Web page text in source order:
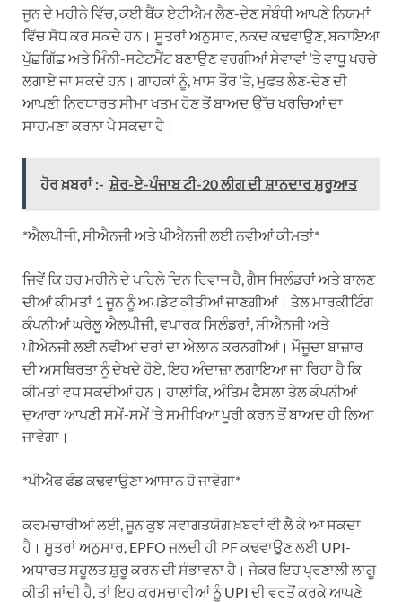
ਜੂਨ ਦੇ ਮਹੀਨੇ ਵਿੱਚ, ਕਈ ਬੈਂਕ ਏਟੀਐਮ ਲੈਣ-ਦੇਣ ਸੰਬੰਧੀ ਆਪਣੇ ਨਿਯਮਾਂ
ਵਿੱਚ ਸੋਧ ਕਰ ਸਕਦੇ ਹਨ। ਸੂਤਰਾਂ ਅਨੁਸਾਰ, ਨਕਦ ਕਢਵਾਉਣ, ਬਕਾਇਆ
ਪੁੱਛਗਿੱਛ ਅਤੇ ਮਿੰਨੀ-ਸਟੇਟਮੈਂਟ ਬਣਾਉਣ ਵਰਗੀਆਂ ਸੇਵਾਵਾਂ ‘ਤੇ ਵਾਧੂ ਖਰਚੇ
ਲਗਾਏ ਜਾ ਸਕਦੇ ਹਨ। ਗਾਹਕਾਂ ਨੂੰ, ਖਾਸ ਤੌਰ ‘ਤੇ, ਮੁਫਤ ਲੈਣ-ਦੇਣ ਦੀ
ਆਪਣੀ ਨਿਰਧਾਰਤ ਸੀਮਾ ਖਤਮ ਹੋਣ ਤੋਂ ਬਾਅਦ ਉੱਚ ਖਰਚਿਆਂ ਦਾ
ਸਾਹਮਣਾ ਕਰਨਾ ਪੈ ਸਕਦਾ ਹੈ।
ਹੋਰ ਖ਼ਬਰਾਂ :- ਸ਼ੇਰ-ਏ-ਪੰਜਾਬ ਟੀ-20 ਲੀਗ ਦੀ ਸ਼ਾਨਦਾਰ ਸ਼ੁਰੂਆਤ
*ਐਲਪੀਜੀ, ਸੀਐਨਜੀ ਅਤੇ ਪੀਐਨਜੀ ਲਈ ਨਵੀਆਂ ਕੀਮਤਾਂ*
ਜਿਵੇਂ ਕਿ ਹਰ ਮਹੀਨੇ ਦੇ ਪਹਿਲੇ ਦਿਨ ਰਿਵਾਜ ਹੈ, ਗੈਸ ਸਿਲੰਡਰਾਂ ਅਤੇ ਬਾਲਣ
ਦੀਆਂ ਕੀਮਤਾਂ 1 ਜੂਨ ਨੂੰ ਅਪਡੇਟ ਕੀਤੀਆਂ ਜਾਣਗੀਆਂ। ਤੇਲ ਮਾਰਕੀਟਿੰਗ
ਕੰਪਨੀਆਂ ਘਰੇਲੂ ਐਲਪੀਜੀ, ਵਪਾਰਕ ਸਿਲੰਡਰਾਂ, ਸੀਐਨਜੀ ਅਤੇ
ਪੀਐਨਜੀ ਲਈ ਨਵੀਆਂ ਦਰਾਂ ਦਾ ਐਲਾਨ ਕਰਨਗੀਆਂ। ਮੌਜੂਦਾ ਬਾਜ਼ਾਰ
ਦੀ ਅਸਥਿਰਤਾ ਨੂੰ ਦੇਖਦੇ ਹੋਏ, ਇਹ ਅੰਦਾਜ਼ਾ ਲਗਾਇਆ ਜਾ ਰਿਹਾ ਹੈ ਕਿ
ਕੀਮਤਾਂ ਵਧ ਸਕਦੀਆਂ ਹਨ। ਹਾਲਾਂਕਿ, ਅੰਤਿਮ ਫੈਸਲਾ ਤੇਲ ਕੰਪਨੀਆਂ
ਦੁਆਰਾ ਆਪਣੀ ਸਮੇਂ-ਸਮੇਂ ‘ਤੇ ਸਮੀਖਿਆ ਪੂਰੀ ਕਰਨ ਤੋਂ ਬਾਅਦ ਹੀ ਲਿਆ
ਜਾਵੇਗਾ।
*ਪੀਐਫ ਫੰਡ ਕਢਵਾਉਣਾ ਆਸਾਨ ਹੋ ਜਾਵੇਗਾ*
ਕਰਮਚਾਰੀਆਂ ਲਈ, ਜੂਨ ਕੁਝ ਸਵਾਗਤਯੋਗ ਖ਼ਬਰਾਂ ਵੀ ਲੈ ਕੇ ਆ ਸਕਦਾ
ਹੈ। ਸੂਤਰਾਂ ਅਨੁਸਾਰ, EPFO ​​ਜਲਦੀ ਹੀ PF ਕਢਵਾਉਣ ਲਈ UPI-
ਅਧਾਰਤ ਸਹੂਲਤ ਸ਼ੁਰੂ ਕਰਨ ਦੀ ਸੰਭਾਵਨਾ ਹੈ। ਜੇਕਰ ਇਹ ਪ੍ਰਣਾਲੀ ਲਾਗੂ
ਕੀਤੀ ਜਾਂਦੀ ਹੈ, ਤਾਂ ਇਹ ਕਰਮਚਾਰੀਆਂ ਨੂੰ UPI ਦੀ ਵਰਤੋਂ ਕਰਕੇ ਆਪਣੇ